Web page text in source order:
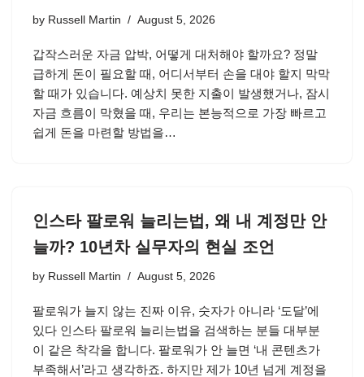
by Russell Martin August 5, 2026
갑작스러운 자금 압박, 어떻게 대처해야 할까요? 정말
급하게 돈이 필요할 때, 어디서부터 손을 대야 할지 막막
할 때가 있습니다. 예상치 못한 지출이 발생했거나, 잠시
자금 흐름이 막혔을 때, 우리는 본능적으로 가장 빠르고
쉽게 돈을 마련할 방법을…
인스타 팔로워 늘리는법, 왜 내 계정만 안
늘까? 10년차 실무자의 현실 조언
by Russell Martin August 5, 2026
팔로워가 늘지 않는 진짜 이유, 숫자가 아니라 ‘도달’에
있다 인스타 팔로워 늘리는법을 검색하는 분들 대부분
이 같은 착각을 합니다. 팔로워가 안 늘면 ‘내 콘텐츠가
부족해서’라고 생각하죠. 하지만 제가 10년 넘게 계정을